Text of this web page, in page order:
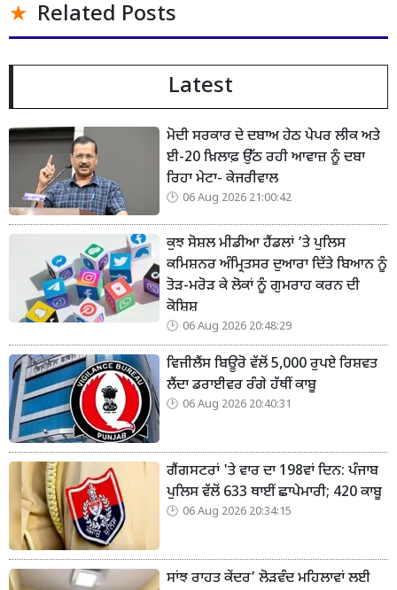
Related Posts
Latest
ਮੋਦੀ ਸਰਕਾਰ ਦੇ ਦਬਾਅ ਹੇਠ ਪੇਪਰ ਲੀਕ ਅਤੇ
ਈ-20 ਖ਼ਿਲਾਫ਼ ਉੱਠ ਰਹੀ ਆਵਾਜ਼ ਨੂੰ ਦਬਾ
ਰਿਹਾ ਮੇਟਾ- ਕੇਜਰੀਵਾਲ
06 Aug 2026 21:00:42
ਕੁਝ ਸੋਸ਼ਲ ਮੀਡੀਆ ਹੈਂਡਲਾਂ ’ਤੇ ਪੁਲਿਸ
ਕਮਿਸ਼ਨਰ ਅੰਮ੍ਰਿਤਸਰ ਦੁਆਰਾ ਦਿੱਤੇ ਬਿਆਨ ਨੂੰ
ਤੋੜ-ਮਰੋੜ ਕੇ ਲੋਕਾਂ ਨੂੰ ਗੁਮਰਾਹ ਕਰਨ ਦੀ
ਕੋਸ਼ਿਸ਼
06 Aug 2026 20:48:29
ਵਿਜੀਲੈਂਸ ਬਿਊਰੋ ਵੱਲੋਂ 5,000 ਰੁਪਏ ਰਿਸ਼ਵਤ
ਲੈਂਦਾ ਡਰਾਈਵਰ ਰੰਗੇ ਹੱਥੀਂ ਕਾਬੂ
06 Aug 2026 20:40:31
ਗੈਂਗਸਟਰਾਂ 'ਤੇ ਵਾਰ ਦਾ 198ਵਾਂ ਦਿਨ: ਪੰਜਾਬ
ਪੁਲਿਸ ਵੱਲੋਂ 633 ਥਾਈਂ ਛਾਪੇਮਾਰੀ; 420 ਕਾਬੂ
06 Aug 2026 20:34:15
ਸਾਂਝ ਰਾਹਤ ਕੇਂਦਰ’ ਲੋੜਵੰਦ ਮਹਿਲਾਵਾਂ ਲਈ